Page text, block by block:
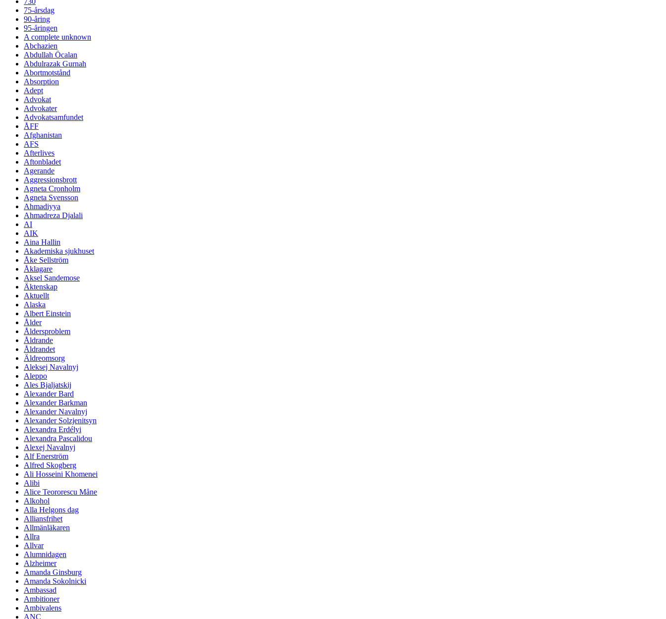
75-årsdag
90-åring
95-åringen
A complete unknown
Abchazien
Abdullah Öcalan
Abdulrazak Gurnah
Abortmotstånd
Absorption
Adept
Advokat
Advokater
Advokatsamfundet
ÅFF
Afghanistan
AFS
Afterlives
Aftonbladet
Agerande
Aggressionsbrott
Agneta Cronholm
Agneta Svensson
Ahmadiyya
Ahmadreza Djalali
AI
AIK
Aina Hallin
Akademiska sjukhuset
Åke Sellström
Åklagare
Aksel Sandemose
Äktenskap
Aktuellt
Alaska
Albert Einstein
Ålder
Åldersproblem
Åldrande
Åldrandet
Äldreomsorg
Aleksej Navalnyj
Aleppo
Ales Bjaljatskij
Alexander Bard
Alexander Barkman
Alexander Navalnyj
Alexander Solzjenitsyn
Alexandra Erdélyi
Alexandra Pascalidou
Alexej Navalnyj
Alf Enerström
Alfred Skogberg
Ali Hosseini Khomenei
Alibi
Alice Teororescu Måne
Alkohol
Alla Helgons dag
Alliansfrihet
Allmänläkaren
Allra
Allvar
Alumnidagen
Alzheimer
Amanda Ginsburg
Amanda Sokolnicki
Ambassad
Ambitioner
Ambivalens
ANC